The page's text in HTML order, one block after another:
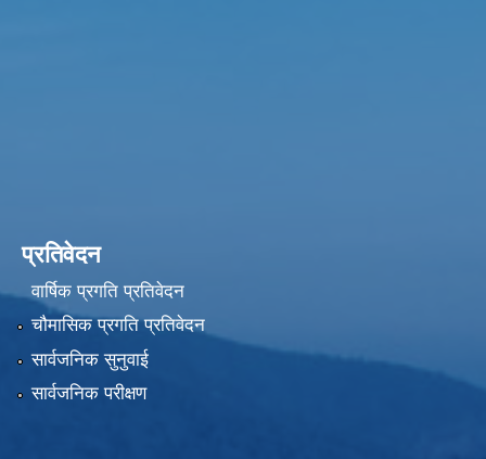
प्रतिवेदन
वार्षिक प्रगति प्रतिवेदन
चौमासिक प्रगति प्रतिवेदन
सार्वजनिक सुनुवाई
सार्वजनिक परीक्षण